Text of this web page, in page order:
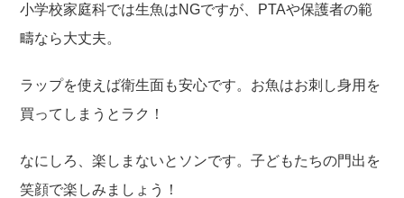
小学校家庭科では生魚はNGですが、PTAや保護者の範
疇なら大丈夫。
ラップを使えば衛生面も安心です。お魚はお刺し身用を
買ってしまうとラク！
なにしろ、楽しまないとソンです。子どもたちの門出を
笑顔で楽しみましょう！